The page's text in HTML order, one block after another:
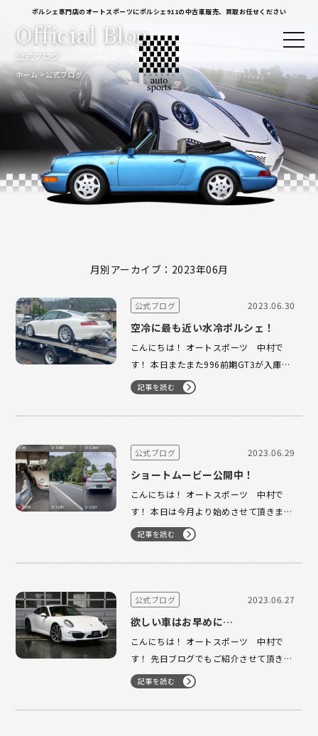
ポルシェ専門店のオートスポーツにポルシェ911の中古車販売、買取お任せください
公式ブログ
Official Blog
ホーム 公式ブログ
月別アーカイブ：2023年06月
公式ブログ 2023.06.30
空冷に最も近い水冷ポルシェ！
こんにちは！ オートスポーツ 中村で
す！ 本日またまた996前期GT3が入庫致
しました！ 希少な996GT前期GT3ですが
今年に入って 4台目の取り扱いとなりま
す！ 水冷の中でもGT系の買取は特に頑
是非オートスポーツまでご相談…
記事を読む
公式ブログ 2023.06.29
ショートムービー公開中！
こんにちは！ オートスポーツ 中村で
す！ 本日は今月より始めさせて頂きまし
た インスタグラムアカウントのご紹介に
なります！ こちらのアカウントはリール
動画投稿専門の アカウントになります。
ンサウンド、走行シーン…
記事を読む
公式ブログ 2023.06.27
欲しい車はお早めに…
こんにちは！ オートスポーツ 中村で
す！ 先日ブログでもご紹介させて頂きま
した 991前期ですが大変有り難い事にネ
ット掲載 直後にお問合せを頂きご成約頂
きました！ ありがとうございます！ 人
記事を読む